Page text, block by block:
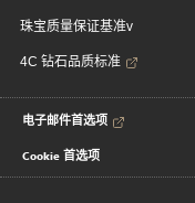
珠宝质量保证基准v
4C 钻石品质标准
电子邮件首选项
Cookie 首选项